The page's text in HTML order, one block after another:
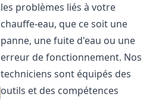
les problèmes liés à votre
chauffe-eau, que ce soit une
panne, une fuite d'eau ou une
erreur de fonctionnement. Nos
techniciens sont équipés des
outils et des compétences